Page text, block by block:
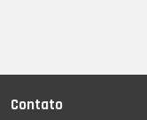
Contato